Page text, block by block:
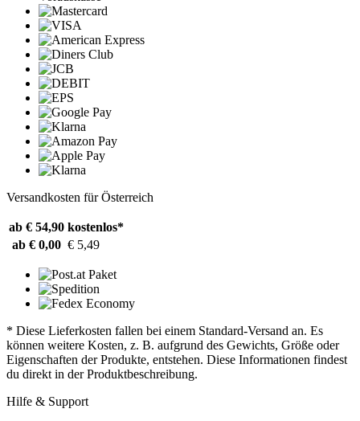
Versandkosten für Österreich
ab € 54,90 kostenlos*
ab € 0,00 € 5,49
* Diese Lieferkosten fallen bei einem Standard-Versand an. Es
können weitere Kosten, z. B. aufgrund des Gewichts, Größe oder
Eigenschaften der Produkte, entstehen. Diese Informationen findest
du direkt in der Produktbeschreibung.
Hilfe & Support